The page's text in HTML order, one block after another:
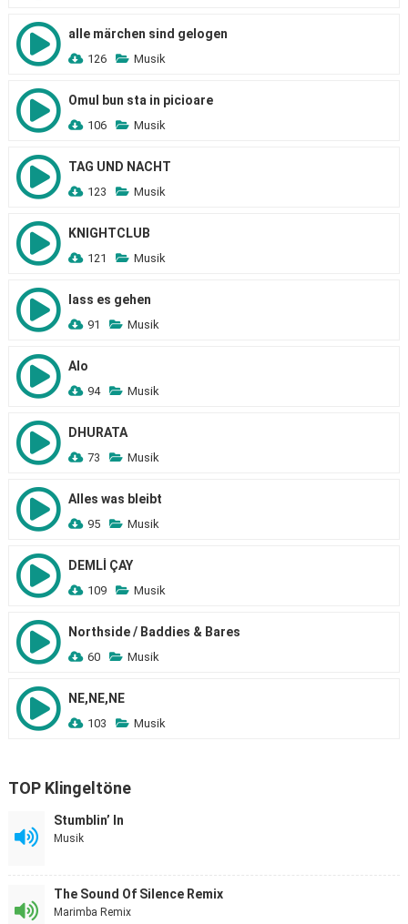
alle märchen sind gelogen
126 Musik
Omul bun sta in picioare
106 Musik
TAG UND NACHT
123 Musik
KNIGHTCLUB
121 Musik
lass es gehen
91 Musik
Alo
94 Musik
DHURATA
73 Musik
Alles was bleibt
95 Musik
DEMLİ ÇAY
109 Musik
Northside / Baddies & Bares
60 Musik
NE,NE,NE
103 Musik
TOP Klingeltöne
Stumblin’ In
Musik
The Sound Of Silence Remix
Marimba Remix